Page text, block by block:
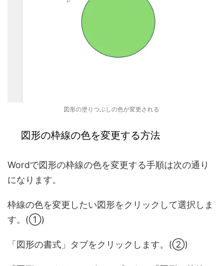
図形の塗りつぶしの色が変更される
図形の枠線の色を変更する方法
Wordで図形の枠線の色を変更する手順は次の通り
になります。
枠線の色を変更したい図形をクリックして選択しま
す。(①)
「図形の書式」タブをクリックします。(②)